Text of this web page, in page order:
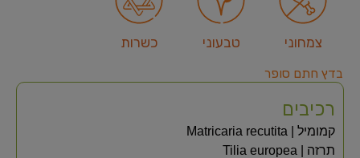
צמחוני טבעוני כשרות
בדץ חתם סופר
רכיבים
קמומיל | Matricaria recutita
תרזה | Tilia europea